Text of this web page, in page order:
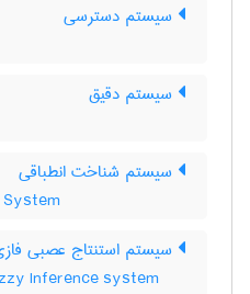
سیستم دسترسی
سیستم دقیق
سیستم شناخت انطباقی
سیستم استنتاج عصبی
Inference system